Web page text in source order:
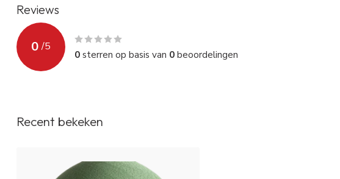
Reviews
0 /5
0sterren op basis van 0beoordelingen
Recent bekeken